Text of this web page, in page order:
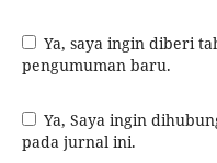
Ya, saya ingin diberi tahu bila ada terbitan dan
pengumuman baru.
Ya, Saya ingin dihubungi permintaan mereview naskah
pada jurnal ini.